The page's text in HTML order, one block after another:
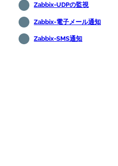
Zabbix-UDPの監視
Zabbix-電子メール通知
Zabbix-SMS通知